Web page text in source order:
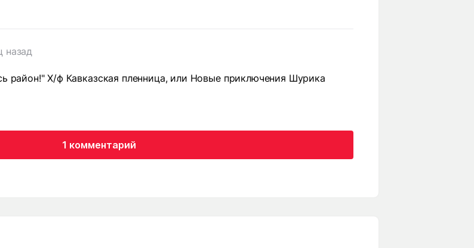
назад
район!" Х/ф Кавказская пленница, или Новые приключения Шурика
1 комментарий